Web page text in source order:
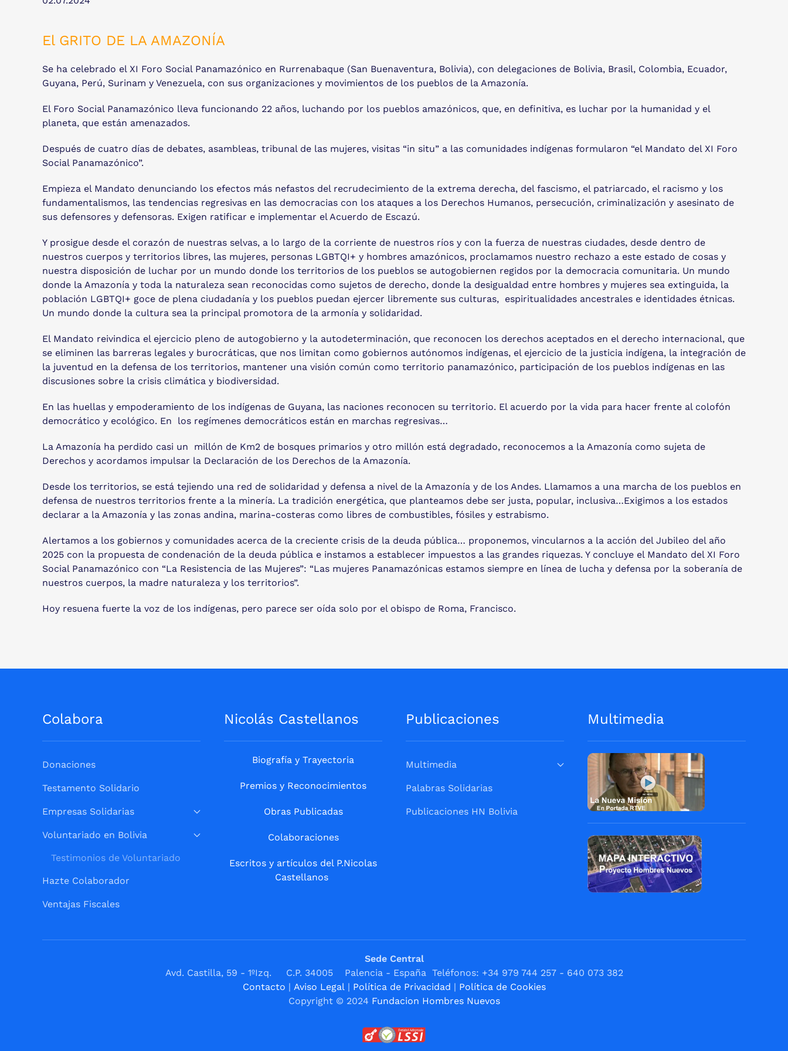
El GRITO DE LA AMAZONÍA
Se ha celebrado el XI Foro Social Panamazónico en Rurrenabaque (San Buenaventura, Bolivia), con delegaciones de Bolivia, Brasil, Colombia, Ecuador,
Guyana, Perú, Surinam y Venezuela, con sus organizaciones y movimientos de los pueblos de la Amazonía.
El Foro Social Panamazónico lleva funcionando 22 años, luchando por los pueblos amazónicos, que, en definitiva, es luchar por la humanidad y el
planeta, que están amenazados.
Después de cuatro días de debates, asambleas, tribunal de las mujeres, visitas “in situ” a las comunidades indígenas formularon “el Mandato del XI Foro
Social Panamazónico”.
Empieza el Mandato denunciando los efectos más nefastos del recrudecimiento de la extrema derecha, del fascismo, el patriarcado, el racismo y los
fundamentalismos, las tendencias regresivas en las democracias con los ataques a los Derechos Humanos, persecución, criminalización y asesinato de
sus defensores y defensoras. Exigen ratificar e implementar el Acuerdo de Escazú.
Y prosigue desde el corazón de nuestras selvas, a lo largo de la corriente de nuestros ríos y con la fuerza de nuestras ciudades, desde dentro de
nuestros cuerpos y territorios libres, las mujeres, personas LGBTQI+ y hombres amazónicos, proclamamos nuestro rechazo a este estado de cosas y
nuestra disposición de luchar por un mundo donde los territorios de los pueblos se autogobiernen regidos por la democracia comunitaria. Un mundo
donde la Amazonía y toda la naturaleza sean reconocidas como sujetos de derecho, donde la desigualdad entre hombres y mujeres sea extinguida, la
población LGBTQI+ goce de plena ciudadanía y los pueblos puedan ejercer libremente sus culturas, espiritualidades ancestrales e identidades étnicas.
Un mundo donde la cultura sea la principal promotora de la armonía y solidaridad.
El Mandato reivindica el ejercicio pleno de autogobierno y la autodeterminación, que reconocen los derechos aceptados en el derecho internacional, que
se eliminen las barreras legales y burocráticas, que nos limitan como gobiernos autónomos indígenas, el ejercicio de la justicia indígena, la integración de
la juventud en la defensa de los territorios, mantener una visión común como territorio panamazónico, participación de los pueblos indígenas en las
discusiones sobre la crisis climática y biodiversidad.
En las huellas y empoderamiento de los indígenas de Guyana, las naciones reconocen su territorio. El acuerdo por la vida para hacer frente al colofón
democrático y ecológico. En los regímenes democráticos están en marchas regresivas…
La Amazonía ha perdido casi un millón de Km2 de bosques primarios y otro millón está degradado, reconocemos a la Amazonía como sujeta de
Derechos y acordamos impulsar la Declaración de los Derechos de la Amazonía.
Desde los territorios, se está tejiendo una red de solidaridad y defensa a nivel de la Amazonía y de los Andes. Llamamos a una marcha de los pueblos en
defensa de nuestros territorios frente a la minería. La tradición energética, que planteamos debe ser justa, popular, inclusiva…Exigimos a los estados
declarar a la Amazonía y las zonas andina, marina-costeras como libres de combustibles, fósiles y estrabismo.
Alertamos a los gobiernos y comunidades acerca de la creciente crisis de la deuda pública… proponemos, vincularnos a la acción del Jubileo del año
2025 con la propuesta de condenación de la deuda pública e instamos a establecer impuestos a las grandes riquezas. Y concluye el Mandato del XI Foro
Social Panamazónico con “La Resistencia de las Mujeres”: “Las mujeres Panamazónicas estamos siempre en línea de lucha y defensa por la soberanía de
nuestros cuerpos, la madre naturaleza y los territorios”.
Hoy resuena fuerte la voz de los indígenas, pero parece ser oída solo por el obispo de Roma, Francisco.
Colabora
Donaciones
Testamento Solidario
Empresas Solidarias
Voluntariado en Bolivia
Testimonios de Voluntariado
Hazte Colaborador
Ventajas Fiscales
Nicolás Castellanos
Biografía y Trayectoria
Premios y Reconocimientos
Obras Publicadas
Colaboraciones
Escritos y artículos del P.Nicolas
Castellanos
Publicaciones
Multimedia
Palabras Solidarias
Publicaciones HN Bolivia
Multimedia
Sede Central
Avd. Castilla, 59 - 1ºIzq. C.P. 34005 Palencia - España Teléfonos: +34 979 744 257 - 640 073 382
Contacto | Aviso Legal | Política de Privacidad | Política de Cookies
Copyright © 2024 Fundacion Hombres Nuevos